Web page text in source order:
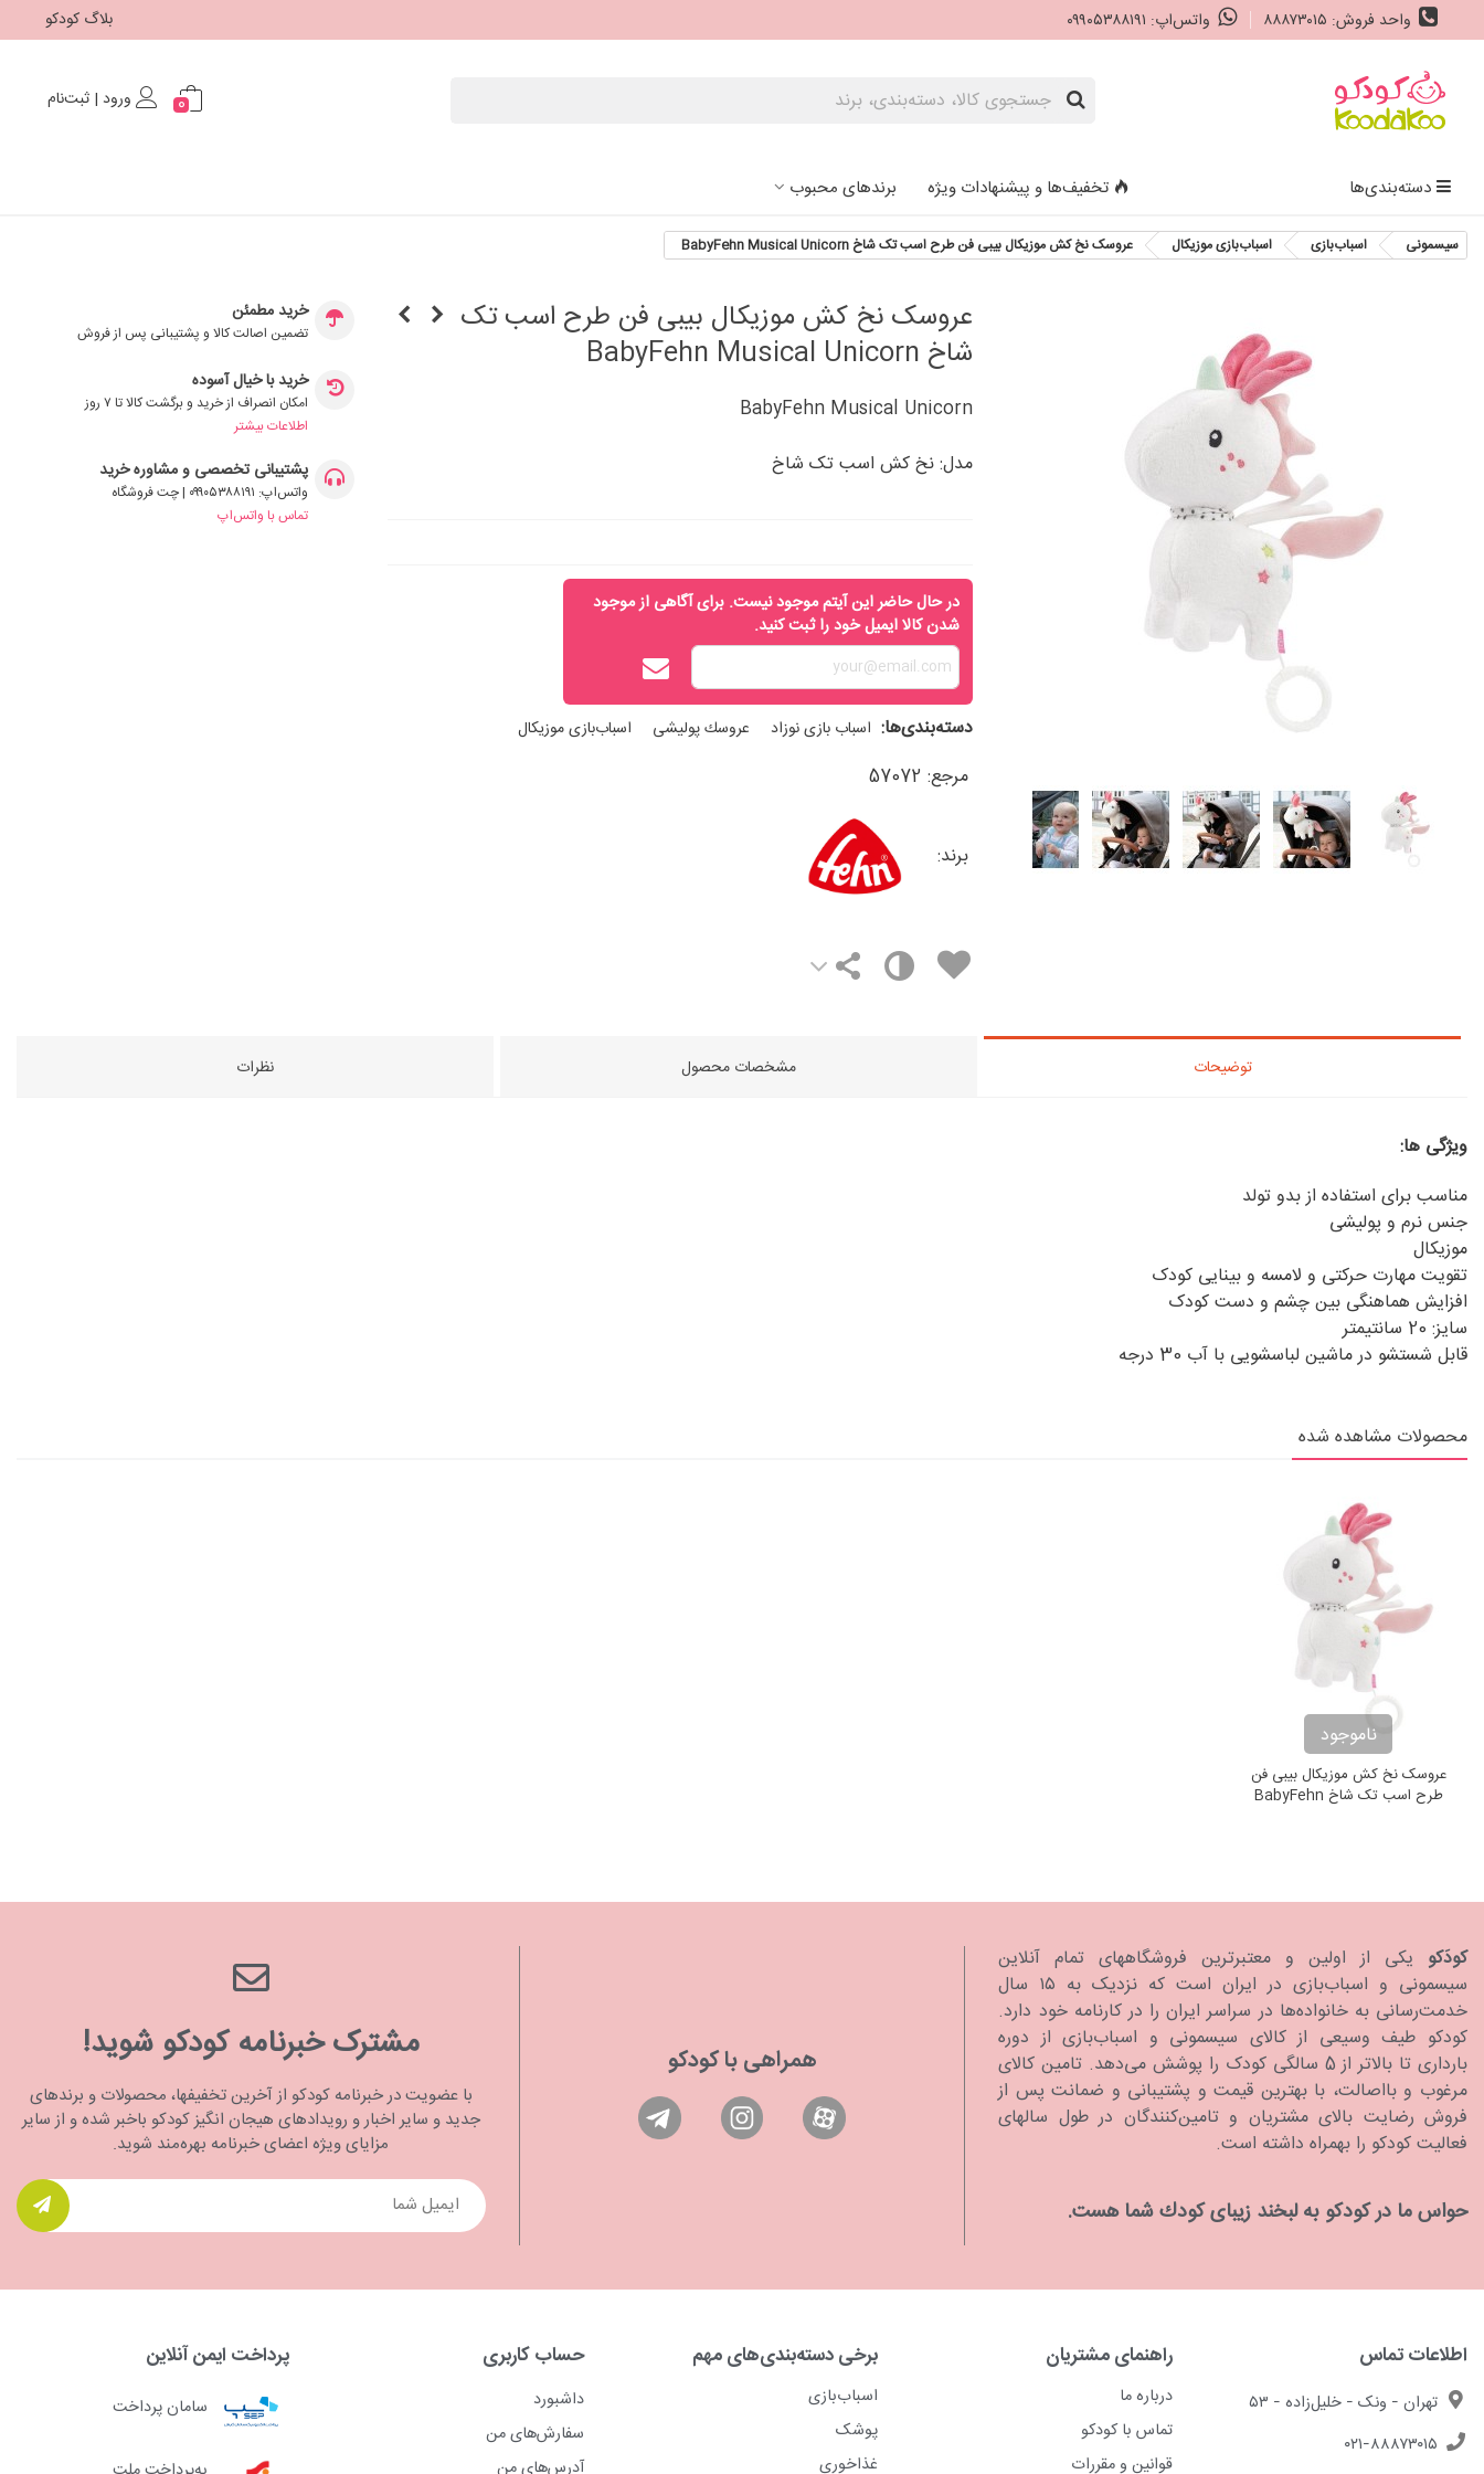
واحد فروش: ۸۸۸۷۳۰۱۵ واتس‌اپ: ۰۹۹۰۵۳۸۸۱۹۱ بلاگ کودکو
0 ورود | ثبت‌نام
دسته‌بندی‌ها تخفیف‌ها و پیشنهادات ویژه برندهای محبوب
سیسمونی اسباب‌بازی اسباب‌بازی موزیکال عروسک نخ کش موزیکال بیبی فن طرح اسب تک شاخ BabyFehn Musical Unicorn
عروسک نخ کش موزیکال بیبی فن طرح اسب تک
شاخ BabyFehn Musical Unicorn
BabyFehn Musical Unicorn
مدل: نخ کش اسب تک شاخ
در حال حاضر این آیتم موجود نیست. برای آگاهی از موجود
شدن کالا ایمیل خود را ثبت کنید.
دسته‌بندی‌ها: اسباب‌ بازی نوزاد عروسك پوليشی اسباب‌بازی موزیکال
مرجع: 57072
برند:
خرید مطمئن
تضمین اصالت کالا و پشتیبانی پس از فروش
خرید با خیال آسوده
امکان انصراف از خرید و برگشت کالا تا ۷ روز
اطلاعات بیشتر
پشتیبانی تخصصی و مشاوره خرید
واتس‌اپ: ۰۹۹۰۵۳۸۸۱۹۱ | چت فروشگاه
تماس با واتس‌اپ
توضیحات مشخصات محصول نظرات
ویژگی ها:
مناسب برای استفاده از بدو تولد
جنس نرم و پولیشی
موزیکال
تقویت مهارت حرکتی و لامسه و بینایی کودک
افزایش هماهنگی بین چشم و دست کودک
سایز: 20 سانتیمتر
قابل شستشو در ماشین لباسشویی با آب 30 درجه
محصولات مشاهده شده
ناموجود
عروسک نخ کش موزیکال بیبی فن
طرح اسب تک شاخ BabyFehn
کودَکو یکی از اولین و معتبرترین فروشگاههای تمام آنلاین
سیسمونی و اسباب‌بازی در ایران است که نزدیک به ۱۵ سال
خدمت‌رسانی به خانواده‌ها در سراسر ایران را در کارنامه خود دارد.
كودكو طیف وسیعی از کالای سیسمونی و اسباب‌بازی از دوره
بارداری تا بالاتر از 5 سالگی کودک را پوشش می‌دهد. تامین کالای
مرغوب و بااصالت، با بهترین قیمت و پشتیبانی و ضمانت پس از
فروش رضایت بالای مشتریان و تامین‌کنندگان در طول سالهای
فعالیت کودکو را بهمراه داشته است.
حواس ما در كودكو به لبخند زیبای كودك شما هست.
همراهی با کودکو مشترک خبرنامه کودکو شوید!
با عضویت در خبرنامه کودکو از آخرین تخفیفها، محصولات و برندهای
جدید و سایر اخبار و رویدادهای هیجان انگیز کودکو باخبر شده و از سایر
مزایای ویژه اعضای خبرنامه بهره‌مند شوید.
اطلاعات تماس
تهران - ونک - خلیل‌زاده - ۵۳
۰۲۱-۸۸۸۷۳۰۱۵
راهنمای مشتریان
درباره ما
تماس با کودکو
قوانین و مقررات
برخی دسته‌بندی‌های مهم
اسباب‌بازی
پوشک
غذاخوری
حساب کاربری
داشبورد
سفارش‌های من
آدرس‌های من
پرداخت ایمن آنلاین
سامان پرداخت